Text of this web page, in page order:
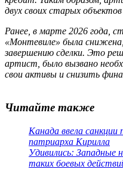
двух своих старых
Ранее, в марте 2026 года,
«Монтевиле» была
завершению сделки. Это
артист, было вызвано
свои активы и снизить
Читайте также
Канада ввела
патриарха Кирилла
Удивились: Западные
таких боевых